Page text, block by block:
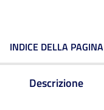
INDICE DELLA PAGINA
Descrizione